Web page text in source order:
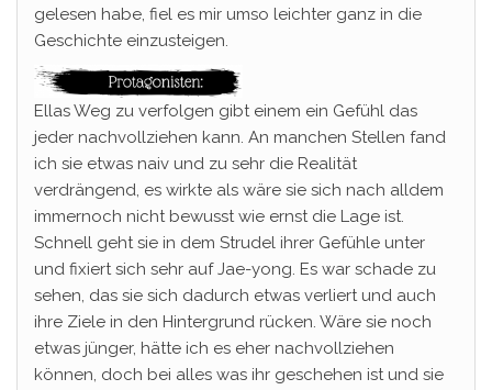
gelesen habe, fiel es mir umso leichter ganz in die
Geschichte einzusteigen.
Ellas Weg zu verfolgen gibt einem ein Gefühl das
jeder nachvollziehen kann. An manchen Stellen fand
ich sie etwas naiv und zu sehr die Realität
verdrängend, es wirkte als wäre sie sich nach alldem
immernoch nicht bewusst wie ernst die Lage ist.
Schnell geht sie in dem Strudel ihrer Gefühle unter
und fixiert sich sehr auf Jae-yong. Es war schade zu
sehen, das sie sich dadurch etwas verliert und auch
ihre Ziele in den Hintergrund rücken. Wäre sie noch
etwas jünger, hätte ich es eher nachvollziehen
können, doch bei alles was ihr geschehen ist und sie